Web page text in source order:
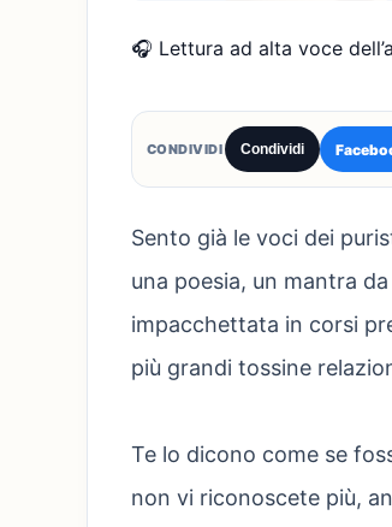
🎧 Lettura ad alta voce
CONDIVIDI Condividi
Sento già le voci dei
una poesia, un mantra
impacchettata in corsi
più grandi tossine
Te lo dicono come se
non vi riconoscete più,